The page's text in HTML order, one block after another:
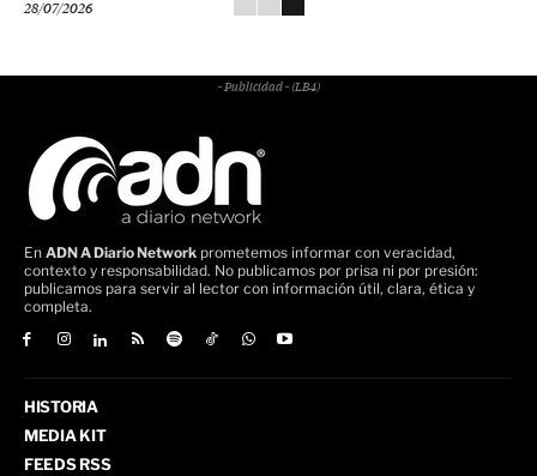
28/07/2026
- Publicidad - (LB4)
En ADN A Diario Network prometemos informar con veracidad,
contexto y responsabilidad. No publicamos por prisa ni por presión:
publicamos para servir al lector con información útil, clara, ética y
completa.
HISTORIA
MEDIA KIT
FEEDS RSS